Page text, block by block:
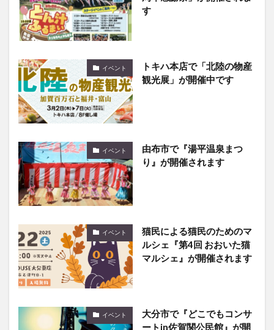
す
イベント
トキハ本店で「北陸の物産
観光展」が開催中です
イベント
由布市で『湯平温泉まつ
り』が開催されます
イベント
猫民による猫民のためのマ
ルシェ『第4回 おおいた猫
マルシェ』が開催されます
イベント
大分市で『どこでもコンサ
ートin佐賀関公民館』が開